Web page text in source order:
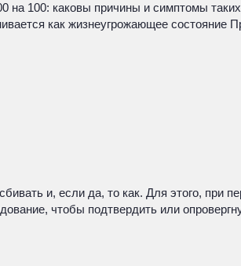
на 100: каковы причины и симптомы
как жизнеугрожающее состояние
и, если да, то как. Для этого, при
чтобы подтвердить или